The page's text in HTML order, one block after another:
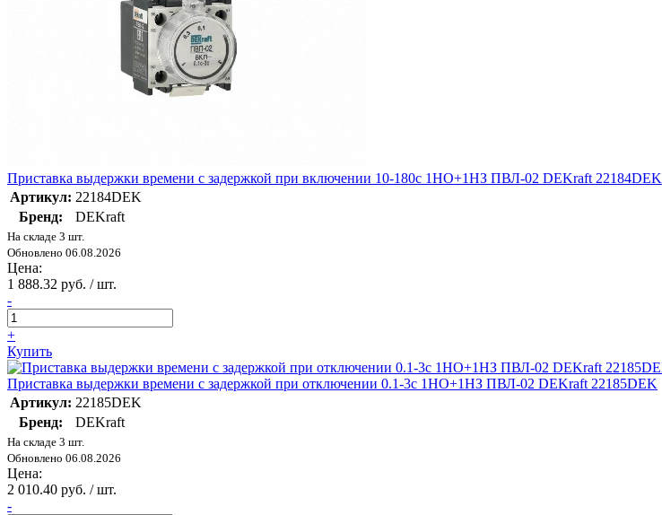
Приставка выдержки времени с задержкой при включении 10-180с 1НО+1НЗ ПВЛ-02 DEKraft 22184DEK
Артикул: 22184DEK
Бренд:
DEKraft
На складе 3 шт.
Обновлено 06.08.2026
Цена:
1 888.32 руб. / шт.
-
+
Купить
Приставка выдержки времени с задержкой при отключении 0.1-3с 1НО+1НЗ ПВЛ-02 DEKraft 22185DEK
Артикул: 22185DEK
Бренд:
DEKraft
На складе 3 шт.
Обновлено 06.08.2026
Цена:
2 010.40 руб. / шт.
-